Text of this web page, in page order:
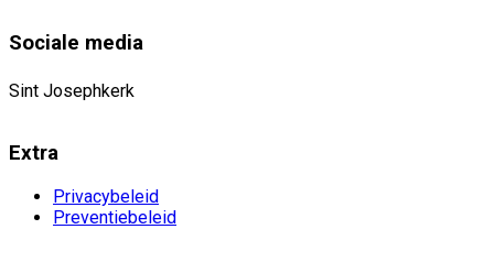
Sociale media
Sint Josephkerk
Extra
Privacybeleid
Preventiebeleid